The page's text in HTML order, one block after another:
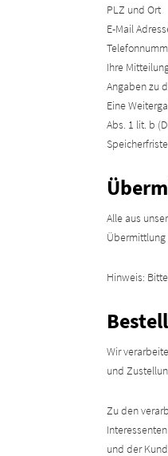
PLZ und Ort
E-Mail
Ihre
Angaben zu
Eine
Abs. 1 lit. b
Alle aus
Übermittlung
Hinweis:
Wir
und
Zu den
und der